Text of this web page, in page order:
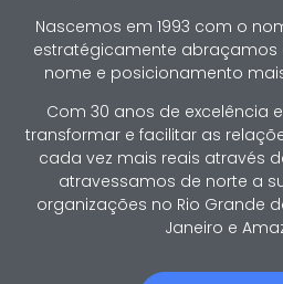
Nascemos em 1993 com o
estratégicamente
nome e posicionamento
Com 30 anos de excelência
transformar e facilitar as
cada vez mais reais através
atravessamos de norte a
organizações no Rio Grande
Janeiro e